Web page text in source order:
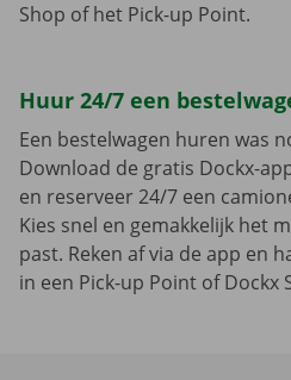
Shop of het Pick-up Point.
Huur 24/7 een
Een bestelwagen huren was
Download de gratis Dockx-
en reserveer 24/7 een
Kies snel en gemakkelijk het
past. Reken af via de app en
in een Pick-up Point of Dockx